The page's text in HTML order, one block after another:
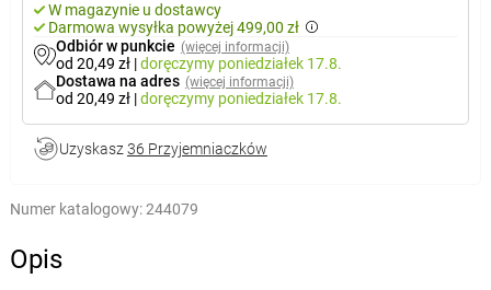
W magazynie u dostawcy
Darmowa wysyłka powyżej 499,00 zł
Odbiór w punkcie (więcej informacji)
od 20,49 zł |doręczymy poniedziałek 17.8.
Dostawa na adres (więcej informacji)
od 20,49 zł |doręczymy poniedziałek 17.8.
Uzyskasz 36 Przyjemniaczków
Numer katalogowy:244079
Opis